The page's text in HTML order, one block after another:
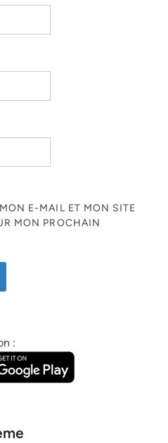
E-MAIL ET MON SITE
MON PROCHAIN
: